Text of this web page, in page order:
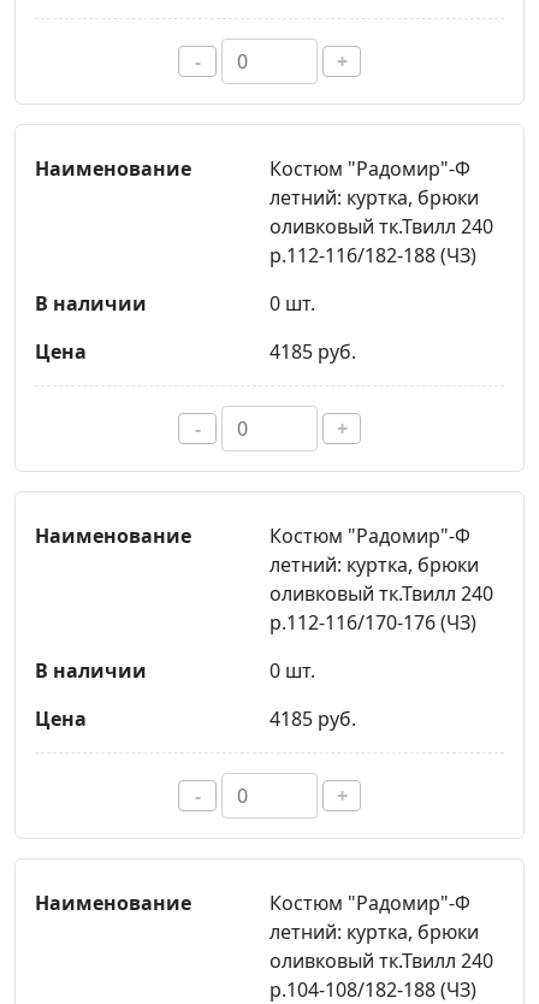
- +
Костюм "Радомир"-Ф
летний: куртка, брюки
оливковый тк.Твилл 240
р.112-116/182-188 (ЧЗ)
0 шт.
4185 руб.
- +
Костюм "Радомир"-Ф
летний: куртка, брюки
оливковый тк.Твилл 240
р.112-116/170-176 (ЧЗ)
0 шт.
4185 руб.
- +
Костюм "Радомир"-Ф
летний: куртка, брюки
оливковый тк.Твилл 240
р.104-108/182-188 (ЧЗ)